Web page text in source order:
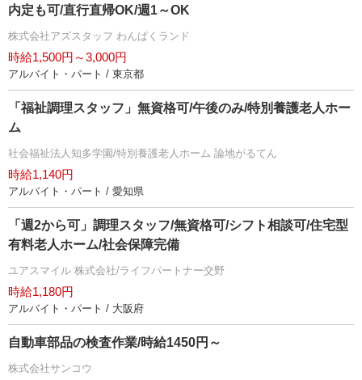
内定も可/直行直帰OK/週1～OK
株式会社アズスタッフ わんぱくランド
時給1,500円～3,000円
アルバイト・パート / 東京都
「福祉調理スタッフ」無資格可/午後のみ/特別養護老人ホー
ム
社会福祉法人知多学園/特別養護老人ホーム 論地がるてん
時給1,140円
アルバイト・パート / 愛知県
「週2から可」調理スタッフ/無資格可/シフト相談可/住宅型
有料老人ホーム/社会保障完備
ユアスマイル 株式会社/ライフパートナー交野
時給1,180円
アルバイト・パート / 大阪府
自動車部品の検査作業/時給1450円～
株式会社サンコウ